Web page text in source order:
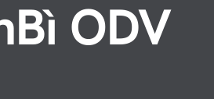
ODV